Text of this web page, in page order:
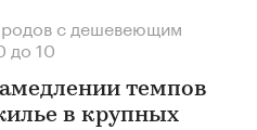
с дешевеющим
до 10
темпов
в крупных